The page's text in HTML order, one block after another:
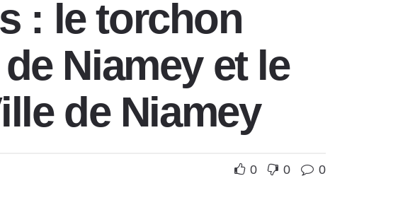
: le torchon
Niamey et le
de Niamey
0 0 0